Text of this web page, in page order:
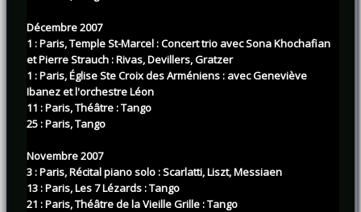
Décembre 2007
1 : Paris, Temple St-Marcel : Concert trio avec Sona Khochafian
et Pierre Strauch : Rivas, Devillers, Gratzer
1 : Paris, Église Ste Croix des Arméniens : avec Geneviève
Ibanez et l'orchestre Léon
11 : Paris, Théâtre : Tango
25 : Paris, Tango
Novembre 2007
3 : Paris, Récital piano solo : Scarlatti, Liszt, Messiaen
13 : Paris, Les 7 Lézards : Tango
21 : Paris, Théâtre de la Vieille Grille : Tango